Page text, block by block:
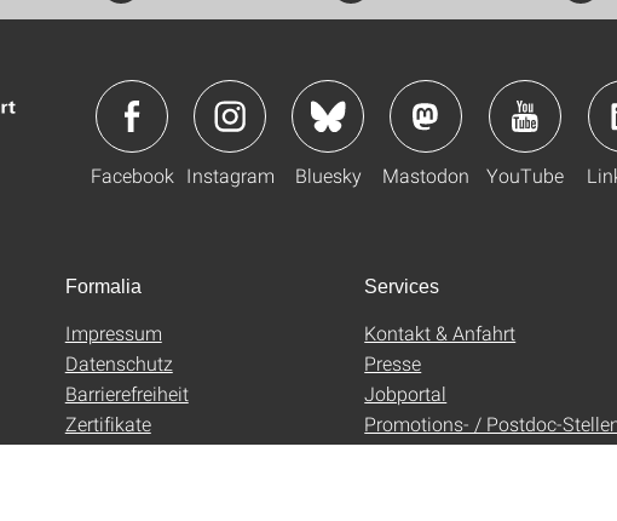
Facebook Instagram Bluesky Mastodon YouTube
Formalia
Impressum
Datenschutz
Barrierefreiheit
Zertifikate
Services
Kontakt & Anfahrt
Presse
Jobportal
Promotions- / Postdoc-